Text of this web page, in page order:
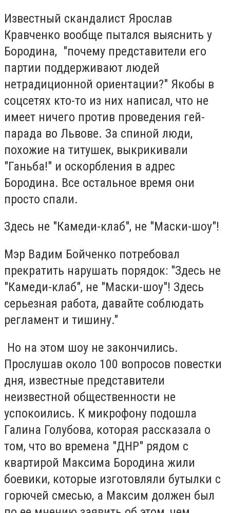
Известный скандалист Ярослав
Кравченко вообще пытался выяснить у
Бородина, "почему представители его
партии поддерживают людей
нетрадиционной ориентации?" Якобы в
соцсетях кто-то из них написал, что не
имеет ничего против проведения гей-
парада во Львове. За спиной люди,
похожие на титушек, выкрикивали
"Ганьба!" и оскорбления в адрес
Бородина. Все остальное время они
просто спали.
Здесь не "Камеди-клаб", не "Маски-шоу"!
Мэр Вадим Бойченко потребовал
прекратить нарушать порядок: "Здесь не
"Камеди-клаб", не "Маски-шоу"! Здесь
серьезная работа, давайте соблюдать
регламент и тишину."
Но на этом шоу не закончились.
Прослушав около 100 вопросов повестки
дня, известные представители
неизвестной общественности не
успокоились. К микрофону подошла
Галина Голубова, которая рассказала о
том, что во времена "ДНР" рядом с
квартирой Максима Бородина жили
боевики, которые изготовляли бутылки с
горючей смесью, а Максим должен был